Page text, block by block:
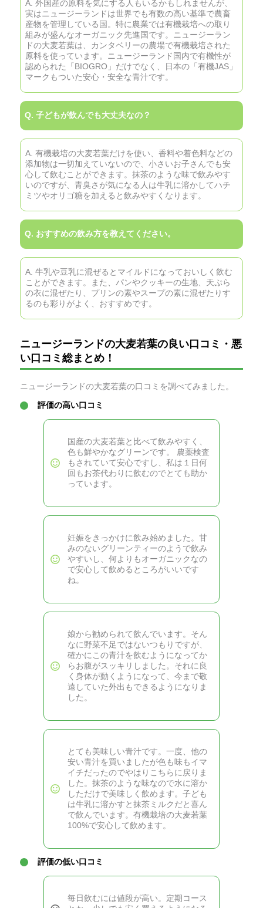
A. 外国産の原料を気にする人もいるかもしれませんが、
実はニュージーランドは世界でも有数の高い基準で農畜
産物を管理している国。特に農業では有機栽培への取り
組みが盛んなオーガニック先進国です。ニュージーラン
ドの大麦若葉は、カンタベリーの農場で有機栽培された
原料を使っています。ニュージーランド国内で有機性が
認められた「BIOGRO」だけでなく、日本の「有機JAS」
マークもついた安心・安全な青汁です。
Q. 子どもが飲んでも大丈夫なの？
A. 有機栽培の大麦若葉だけを使い、香料や着色料などの
添加物は一切加えていないので、小さいお子さんでも安
心して飲むことができます。抹茶のような味で飲みやす
いのですが、青臭さが気になる人は牛乳に溶かしてハチ
ミツやオリゴ糖を加えると飲みやすくなります。
Q. おすすめの飲み方を教えてください。
A. 牛乳や豆乳に混ぜるとマイルドになっておいしく飲む
ことができます。また、パンやクッキーの生地、天ぷら
の衣に混ぜたり、プリンの素やスープの素に混ぜたりす
るのも彩りがよく、おすすめです。
ニュージーランドの大麦若葉の良い口コミ・悪
い口コミ総まとめ！
ニュージーランドの大麦若葉の口コミを調べてみました。
評価の高い口コミ
国産の大麦若葉と比べて飲みやすく、
色も鮮やかなグリーンです。 農薬検査
もされていて安心ですし、私は１日何
回もお茶代わりに飲むのでとても助か
っています。
妊娠をきっかけに飲み始めました。甘
みのないグリーンティーのようで飲み
やすいし、何よりもオーガニックなの
で安心して飲めるところがいいです
ね。
娘から勧められて飲んでいます。そん
なに野菜不足ではないつもりですが、
確かにこの青汁を飲むようになってか
らお腹がスッキリしました。それに良
く身体が動くようになって、今まで敬
遠していた外出もできるようになりま
した。
とても美味しい青汁です。一度、他の
安い青汁を買いましたが色も味もイマ
イチだったのでやはりこちらに戻りま
した。抹茶のような味なので水に溶か
しただけで美味しく飲めます。子ども
は牛乳に溶かすと抹茶ミルクだと喜ん
で飲んでいます。有機栽培の大麦若葉
100%で安心して飲めます。
評価の低い口コミ
毎日飲むには値段が高い。定期コース